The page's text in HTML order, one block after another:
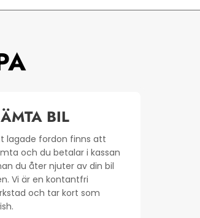
BIL
lagade fordon finns att
och du betalar i kassan
du åter njuter av din bil
Vi är en kontantfri
och tar kort som